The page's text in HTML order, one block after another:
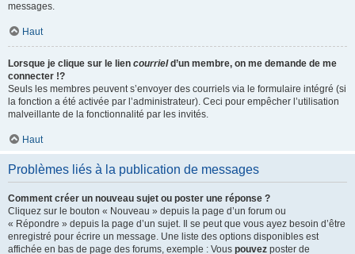
messages.
Haut
Lorsque je clique sur le lien courrield’un membre, on me demande de me
connecter !?
Seuls les membres peuvent s’envoyer des courriels via le formulaire intégré (si
la fonction a été activée par l’administrateur). Ceci pour empêcher l’utilisation
malveillante de la fonctionnalité par les invités.
Haut
Problèmes liés à la publication de messages
Comment créer un nouveau sujet ou poster une réponse ?
Cliquez sur le bouton « Nouveau » depuis la page d’un forum ou
« Répondre » depuis la page d’un sujet. Il se peut que vous ayez besoin d’être
enregistré pour écrire un message. Une liste des options disponibles est
affichée en bas de page des forums, exemple : Vous pouvez poster de